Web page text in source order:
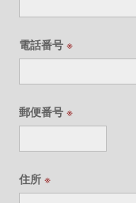
電話番号 ※
郵便番号 ※
住所 ※